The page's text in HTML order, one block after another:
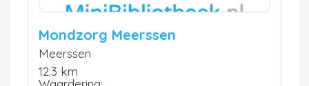
Mondzorg Meerssen
Meerssen
12.3 km